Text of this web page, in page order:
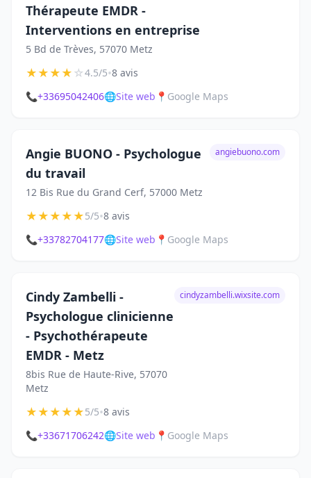
Thérapeute EMDR -
Interventions en entreprise
5 Bd de Trèves, 57070 Metz
★★★★☆4.5/5•8 avis
📞+33695042406🌐Site web 📍 Google Maps
Angie BUONO - Psychologue
du travail
12 Bis Rue du Grand Cerf, 57000 Metz
angiebuono.com
★★★★★5/5•8 avis
📞+33782704177🌐Site web 📍 Google Maps
Cindy Zambelli -
Psychologue clinicienne
- Psychothérapeute
EMDR - Metz
8bis Rue de Haute-Rive, 57070
Metz
cindyzambelli.wixsite.com
★★★★★5/5•8 avis
📞+33671706242🌐Site web 📍 Google Maps